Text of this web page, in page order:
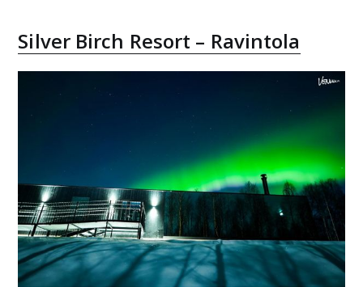
Silver Birch Resort – Ravintola